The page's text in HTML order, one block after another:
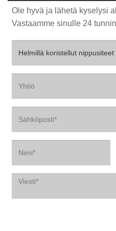
Ole hyvä ja lähetä kyselysi
Vastaamme sinulle 24